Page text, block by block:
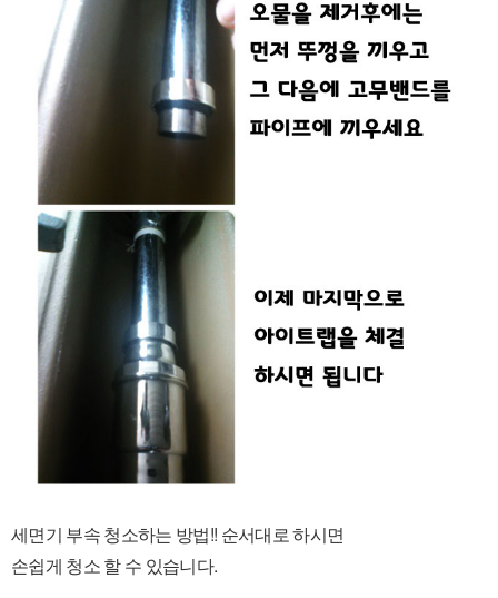
세면기 부속 청소하는 방법!! 순서대로 하시면
손쉽게 청소 할 수 있습니다.